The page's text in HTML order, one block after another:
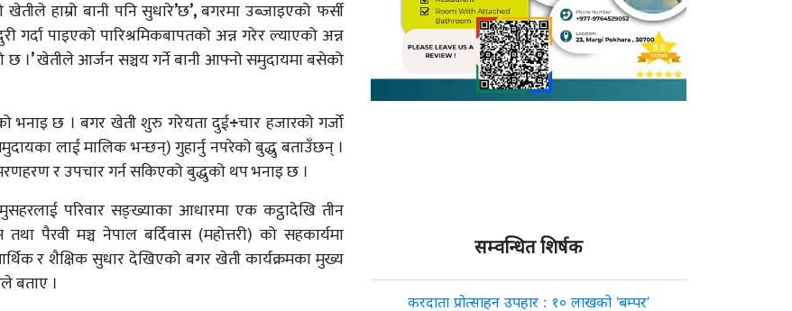
खेतीले हाम्रो बानी पनि सुधारे’छ’,बगरमा उब्जाइएको फर्सी
गर्दा पाइएको पारिश्रमिकबापतको अन्न गरेर ल्याएको अन्न
छ ।’खेतीले आर्जन सञ्चय गर्ने बानी आफ्नो समुदायमा बसेको
भनाइ छ । बगर खेती शुरु गरेयता दुई÷चार हजारको गर्जो
लाई मालिक भन्छन्) गुहार्नु नपरेको बुद्धु बताउँछन् ।
र उपचार गर्न सकिएको बुद्धुको थप भनाइ छ ।
परिवार सङ्ख्याका आधारमा एक कट्ठादेखि तीन
पैरवी मञ्च नेपाल बर्दिवास (महोत्तरी) को सहकार्यमा
र शैक्षिक सुधार देखिएको बगर खेती कार्यक्रमका मुख्य
बताए ।
सम्वन्धित शिर्षक
करदाता प्रोत्साहन उपहार : १० लाखको ‘बम्पर’